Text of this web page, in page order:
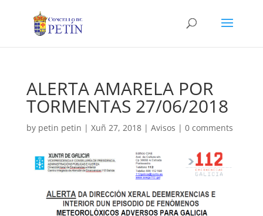
ALERTA AMARELA POR
TORMENTAS 27/06/2018
by petin petin | Xuñ 27, 2018| Avisos | 0 comments